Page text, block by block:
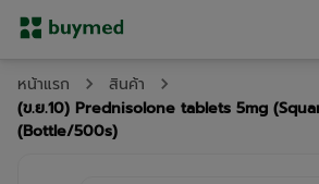
หน้าแรก
สินค้า
(ข.ย.10) Prednisolone tablets 5mg
(Bottle/500s)